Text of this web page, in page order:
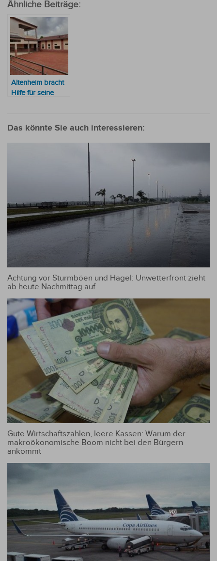
Ähnliche Beiträge:
Altenheim bracht
Hilfe für seine
Das könnte Sie auch interessieren:
Achtung vor Sturmböen und Hagel: Unwetterfront zieht
ab heute Nachmittag auf
Gute Wirtschaftszahlen, leere Kassen: Warum der
makroökonomische Boom nicht bei den Bürgern
ankommt